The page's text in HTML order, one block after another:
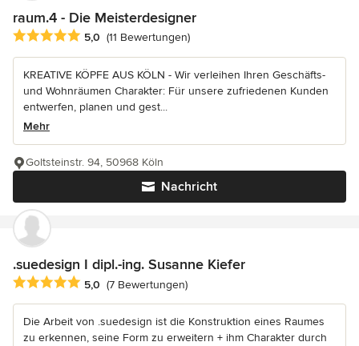
raum.4 - Die Meisterdesigner
Durchschnittliche Bewertung: 5 von 5 Sternen
5,0 (11 Bewertungen)
KREATIVE KÖPFE AUS KÖLN - Wir verleihen Ihren Geschäfts-
und Wohnräumen Charakter: Für unsere zufriedenen Kunden
entwerfen, planen und gest...
Mehr
Nachricht
Goltsteinstr. 94, 50968 Köln
.suedesign I dipl.-ing. Susanne Kiefer
Durchschnittliche Bewertung: 5 von 5 Sternen
5,0 (7 Bewertungen)
Die Arbeit von .suedesign ist die Konstruktion eines Raumes
zu erkennen, seine Form zu erweitern + ihm Charakter durch